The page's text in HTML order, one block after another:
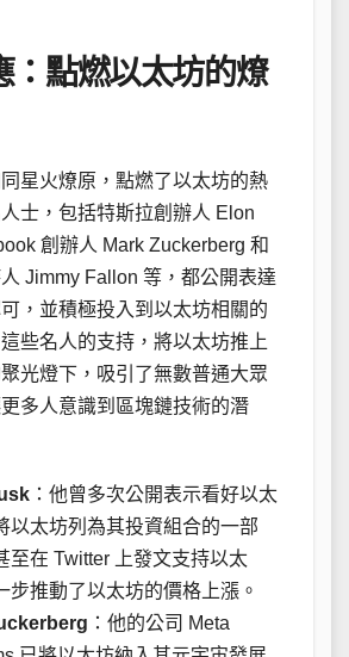
：點燃以太坊的燎
星火燎原，點燃了以太坊的熱
士，包括特斯拉創辦人 Elon
創辦人 Mark Zuckerberg 和
Jimmy Fallon 等，都公開表達
，並積極投入到以太坊相關的
些名人的支持，將以太坊推上
聚光燈下，吸引了無數普通大眾
多人意識到區塊鏈技術的潛
：他曾多次公開表示看好以太
以太坊列為其投資組合的一部
至在 Twitter 上發文支持以太
步推動了以太坊的價格上漲。
：他的公司 Meta